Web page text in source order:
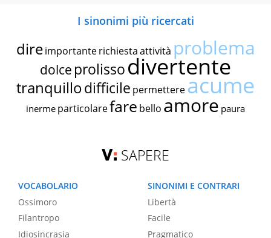
I sinonimi più ricercati
dire importante richiestaattività problema
dolce prolissodivertente
tranquillodifficile permettereacume
inerme particolarefare bello amore paura
SAPERE
VOCABOLARIO
Ossimoro
Filantropo
Idiosincrasia
SINONIMI E CONTRARI
Libertà
Facile
Pragmatico